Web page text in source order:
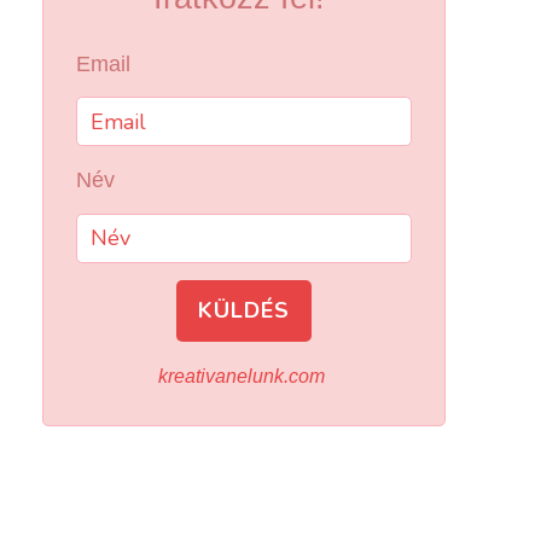
Email
Név
KÜLDÉS
kreativanelunk.com